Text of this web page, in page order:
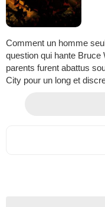
Comment un homme
question qui hante Bruce
parents furent abattus
City pour un long et